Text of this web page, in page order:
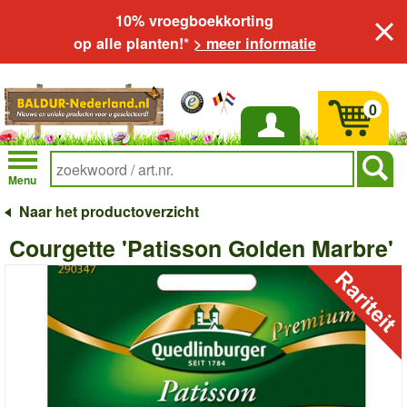
10% vroegboekkorting
op alle planten!* > meer informatie
Inloggen
Menu
0
Naar het productoverzicht
Courgette 'Patisson Golden Marbre'